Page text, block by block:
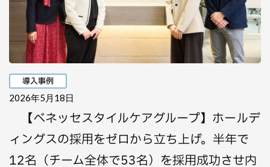
導入事例
2026年5月18日
【ベネッセスタイルケアグループ】ホールデ
ィングスの採用をゼロから立ち上げ。半年で
12名（チーム全体で53名）を採用成功させ内